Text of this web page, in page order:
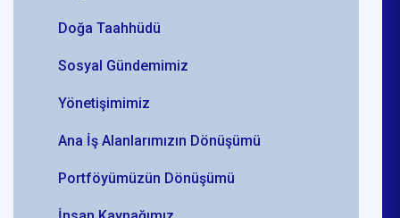
Doğa Taahhüdü
Sosyal Gündemimiz
Yönetişimimiz
Ana İş Alanlarımızın Dönüşümü
Portföyümüzün Dönüşümü